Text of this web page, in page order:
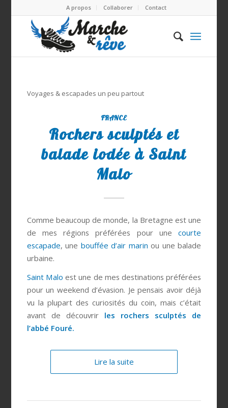
A propos Collaborer Contact
Voyages & escapades un peu partout
FRANCE
Rochers sculptés et
balade iodée à Saint
Malo
Comme beaucoup de monde, la Bretagne est une
de mes régions préférées pour unecourte
escapade, une bouffée d’air marin ou une balade
urbaine.
Saint Malo est une de mes destinations préférées
pour un weekend d’évasion. Je pensais avoir déjà
vu la plupart des curiosités du coin, mais c’était
avant de découvrir les rochers sculptés de
l’abbé Fouré.
Lire la suite